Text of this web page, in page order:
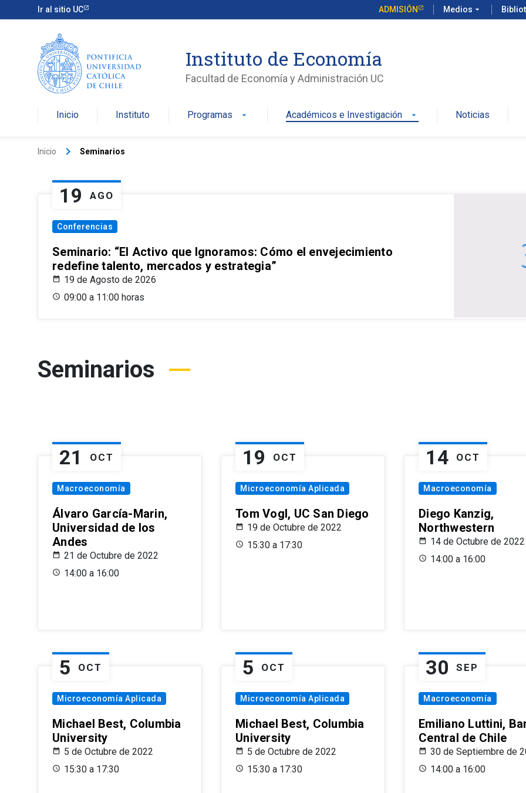
Ir al sitio UC ADMISIÓN Medios arrow_drop_down
Instituto de Economía
Facultad de Economía y Administración UC
Inicio Instituto Programas arrow_drop_down Académicos e Investigación arrow_drop_down Noticias
Inicio keyboard_arrow_right Seminarios
19 AGO
Conferencias
Seminario: “El Activo que Ignoramos: Cómo el envejecimiento
redefine talento, mercados y estrategia”
19 de Agosto de 2026
09:00 a 11:00 horas
Seminarios
21 OCT
Macroeconomía
Álvaro García-Marin,
Universidad de los
Andes
21 de Octubre de 2022
14:00 a 16:00
19 OCT
Microeconomía Aplicada
Tom Vogl, UC San Diego
19 de Octubre de 2022
15:30 a 17:30
14 OCT
Macroeconomía
Diego Kanzig,
Northwestern
14 de Octubre de 2022
14:00 a 16:00
5 OCT
Microeconomía Aplicada
Michael Best, Columbia
University
5 de Octubre de 2022
15:30 a 17:30
5 OCT
Microeconomía Aplicada
Michael Best, Columbia
University
5 de Octubre de 2022
15:30 a 17:30
30 SEP
Macroeconomía
Emiliano Luttini,
Central de Chile
30 de Septiembre de
14:00 a 16:00